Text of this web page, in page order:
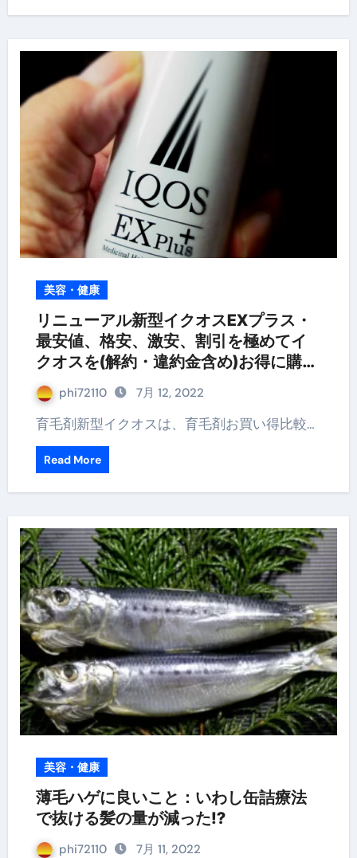
美容・健康
リニューアル新型イクオスEXプラス・
最安値、格安、激安、割引を極めてイ
クオスを(解約・違約金含め)お得に購入
する方法
phi72110 7月 12, 2022
育毛剤新型イクオスは、育毛剤お買い得比較…
Read More
美容・健康
薄毛ハゲに良いこと：いわし缶詰療法
で抜ける髪の量が減った!?
phi72110 7月 11, 2022